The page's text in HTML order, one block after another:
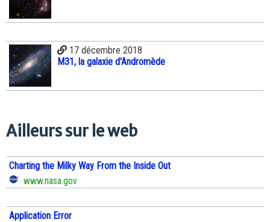
17 décembre 2018
M31, la galaxie d'Andromède
Ailleurs sur le web
Charting the Milky Way From the Inside Out
www.nasa.gov
Application Error